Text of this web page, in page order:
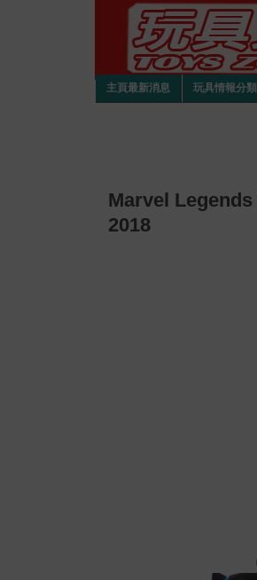
主頁最新消息 玩具情報分
Marvel Legends
2018